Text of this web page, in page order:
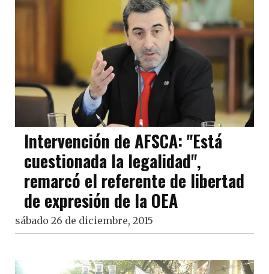
Intervención de AFSCA: "Está
cuestionada la legalidad",
remarcó el referente de libertad
de expresión de la OEA
sábado 26 de diciembre, 2015